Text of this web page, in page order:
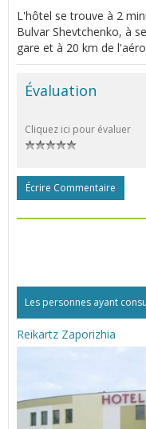
L'hôtel se trouve à 2
Bulvar Shevtchenko, à
gare et à 20 km de
Évaluation
Cliquez ici pour évaluer
Écrire Commentaire
Reikartz Zaporizhia